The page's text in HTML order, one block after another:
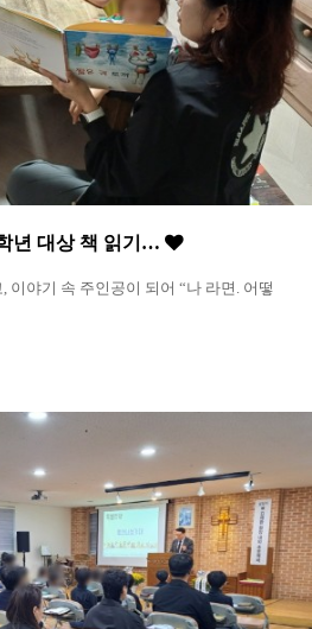
년 대상 책 읽기…
이야기 속 주인공이 되어 “나 라면. 어떻